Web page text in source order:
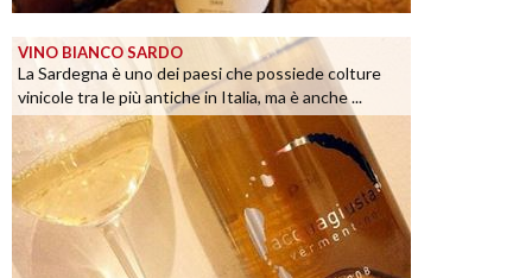
VINO BIANCO SARDO
La Sardegna è uno dei paesi che possiede colture
vinicole tra le più antiche in Italia, ma è anche ...